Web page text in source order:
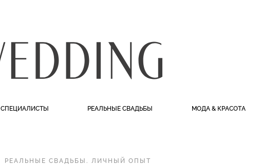
РЕАЛЬНЫЕ СВАДЬБЫ МОДА & КРАСОТА
РЕАЛЬНЫЕ СВАДЬБЫ . ЛИЧНЫЙ ОПЫТ